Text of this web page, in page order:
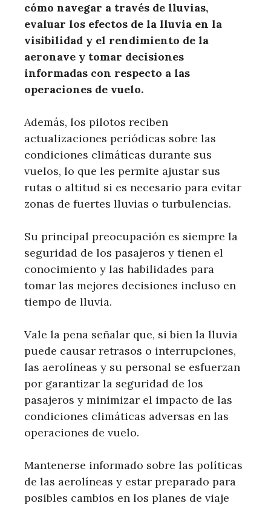
cómo navegar a través de lluvias,
evaluar los efectos de la lluvia en la
visibilidad y el rendimiento de la
aeronave y tomar decisiones
informadas con respecto a las
operaciones de vuelo.
Además, los pilotos reciben
actualizaciones periódicas sobre las
condiciones climáticas durante sus
vuelos, lo que les permite ajustar sus
rutas o altitud si es necesario para evitar
zonas de fuertes lluvias o turbulencias.
Su principal preocupación es siempre la
seguridad de los pasajeros y tienen el
conocimiento y las habilidades para
tomar las mejores decisiones incluso en
tiempo de lluvia.
Vale la pena señalar que, si bien la lluvia
puede causar retrasos o interrupciones,
las aerolíneas y su personal se esfuerzan
por garantizar la seguridad de los
pasajeros y minimizar el impacto de las
condiciones climáticas adversas en las
operaciones de vuelo.
Mantenerse informado sobre las políticas
de las aerolíneas y estar preparado para
posibles cambios en los planes de viaje